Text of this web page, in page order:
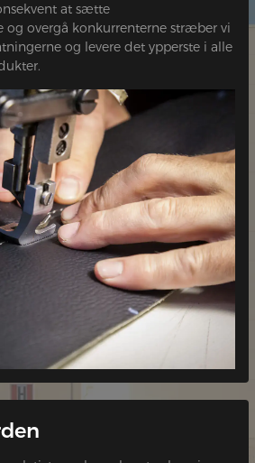
at sætte
og overgå konkurrenterne stræber vi
og levere det ypperste i alle